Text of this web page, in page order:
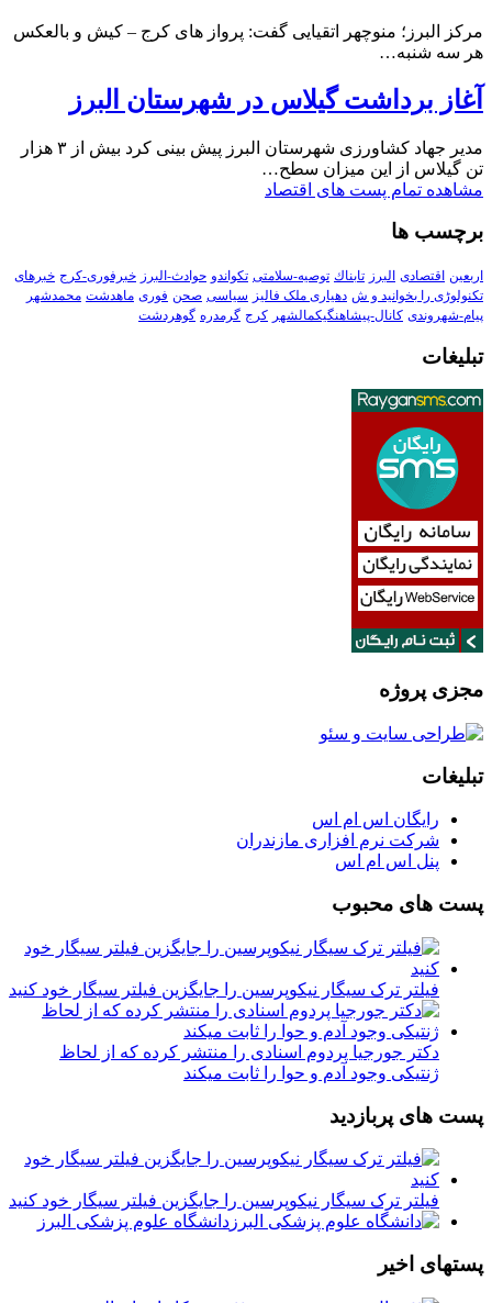
مرکز البرز؛ منوچهر اتقیایی گفت: پرواز های کرج – کیش و بالعکس
هر سه شنبه…
آغاز برداشت گیلاس در شهرستان البرز
مدیر جهاد کشاورزی شهرستان البرز پیش بینی کرد بیش از ۳ هزار
تن گیلاس از این میزان سطح…
مشاهده تمام پست های اقتصاد
برچسب ها
اربعین اقتصادی البرز تابناك توصیه-سلامتی تکواندو حوادث-البرز خبرفوری-کرج خبرهای
تکنولوڑی را بخوانید و ش دهیاری ملک فالیز سیاسی صحن فوری ماهدشت محمدشهر
پیام-شهروندی کانال-پیشاهنگیکمالشهر کرج گرمدره گوهردشت
تبلیغات
مجزی پروژه
تبلیغات
رایگان اس ام اس
شرکت نرم افزاری مازندران
پنل اس ام اس
پست های محبوب
فیلتر ترک سیگار نیکوپرسین را جایگزین فیلتر سیگار خود کنید
دکتر جورجیا پردوم اسنادی را منتشر کرده که از لحاظ
ژنتیکی وجود آدم و حوا را ثابت میکند
پست های پربازدید
فیلتر ترک سیگار نیکوپرسین را جایگزین فیلتر سیگار خود کنید
دانشگاه علوم پزشکی البرز
پستهای اخیر